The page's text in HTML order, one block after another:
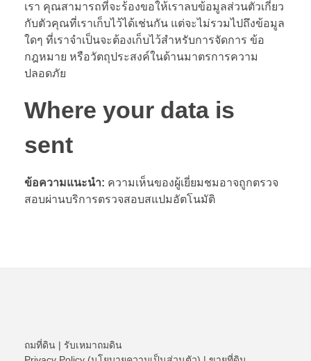
เรา คุณสามารถที่จะร้องขอให้เราลบข้อมูลส่วนตัวเกี่ยว
กับตัวคุณที่เราเก็บไว้ได้เช่นกัน แต่จะไม่รวมไปถึงข้อมูล
ใดๆ ที่เราจำเป็นจะต้องเก็บไว้สำหรับการจัดการ ข้อ
กฎหมาย หรือวัตถุประสงค์ในด้านมาตรการความ
ปลอดภัย
Where your data is
sent
ข้อความแนะนำ: ความเห็นของผู้เยี่ยมชมอาจถูกตรวจ
สอบผ่านบริการตรวจสอบสแปมอัตโนมัติ
ถมที่ดิน | รับเหมาถมดิน